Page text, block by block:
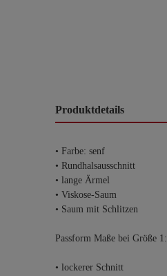
Produktdetails
• Farbe: senf
• Rundhalsausschnitt
• lange Ärmel
• Viskose-Saum
• Saum mit Schlitzen
Passform Maße bei Größe 1:
• lockerer Schnitt